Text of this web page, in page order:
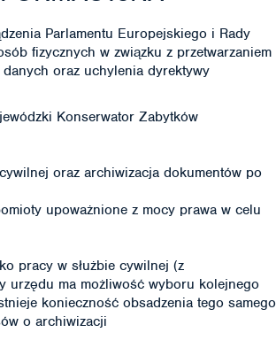
Parlamentu Europejskiego i Rady
fizycznych w związku z przetwarzaniem
oraz uchylenia dyrektywy
Konserwator Zabytków
oraz archiwizacja dokumentów po
upoważnione z mocy prawa w celu
pracy w służbie cywilnej (z
urzędu ma możliwość wyboru kolejnego
konieczność obsadzenia tego samego
o archiwizacji